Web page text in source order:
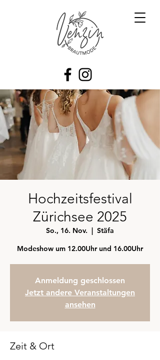
Hochzeitsfestival
Zürichsee 2025
So., 16. Nov.
  |
Stäfa
Modeshow um 12.00Uhr und 16.00Uhr
Anmeldung geschlossen
Jetzt andere Veranstaltungen
ansehen
Zeit & Ort